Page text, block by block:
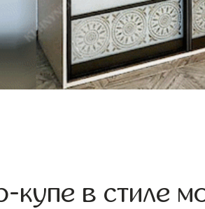
в стиле